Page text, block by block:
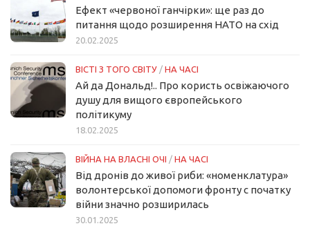
Ефект «червоної ганчірки»: ще раз до
питання щодо розширення НАТО на схід
20.02.2025
ВІСТІ З ТОГО СВІТУ / НА ЧАСІ
Ай да Дональд!.. Про користь освіжаючого
душу для вищого європейського
політикуму
18.02.2025
ВІЙНА НА ВЛАСНІ ОЧІ / НА ЧАСІ
Від дронів до живої риби: «номенклатура»
волонтерської допомоги фронту с початку
війни значно розширилась
30.01.2025